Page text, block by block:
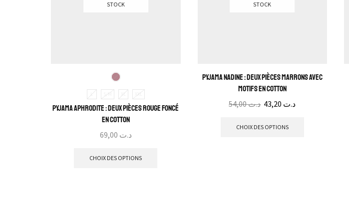
STOCK
L S/M XL XXL
Pyjama Aphrodite : Deux pièces rouge foncé
en cotton
د.ت
CHOIX DES OPTIONS
STOCK
Pyjama Nadine : Deux pièces marrons avec
motifs en cotton
د.ت54,00 د.ت
CHOIX DES OPTIONS